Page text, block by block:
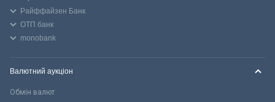
Райффайзен Банк
ОТП банк
monobank
Валютний аукціон
Обмін валют